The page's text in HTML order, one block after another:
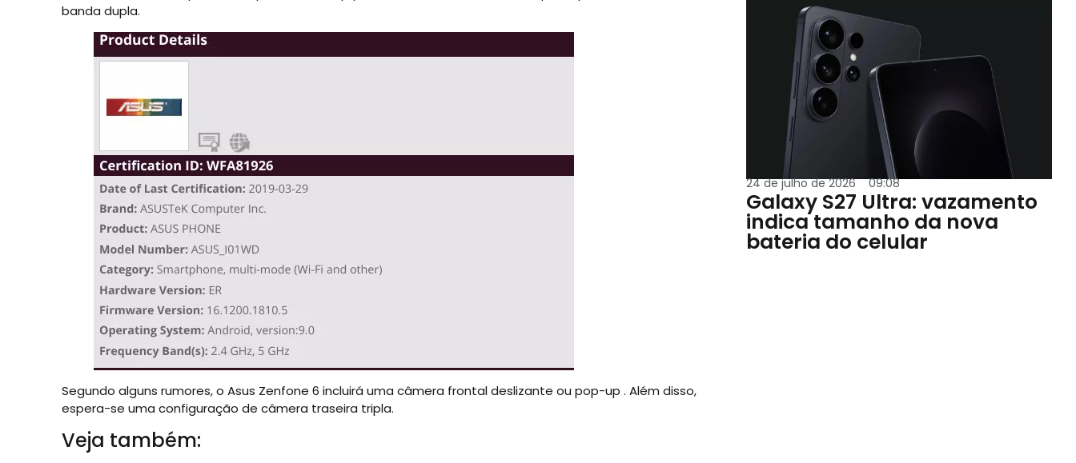
banda dupla.
Segundo alguns rumores, o Asus Zenfone 6 incluirá uma câmera frontal deslizante ou pop-up . Além disso,
espera-se uma configuração de câmera traseira tripla.
Veja também:
24 de julho de 2026 09:08
Galaxy S27 Ultra: vazamento
indica tamanho da nova
bateria do celular